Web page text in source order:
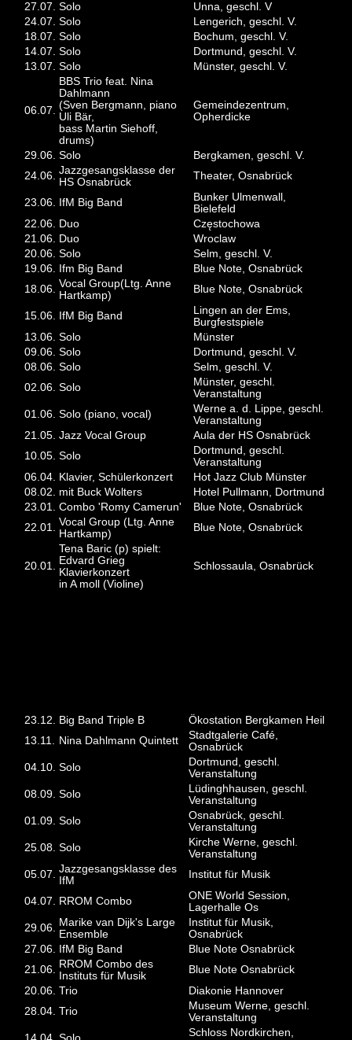
27.07. Solo
Unna, geschl. V
24.07. Solo
Lengerich, geschl. V.
18.07. Solo
Bochum, geschl. V.
14.07. Solo
Dortmund, geschl. V.
13.07. Solo Münster, geschl. V.
06.07.
BBS Trio feat. Nina
Dahlmann
(Sven Bergmann, piano
Uli Bär,
bass Martin Siehoff,
drums)
Gemeindezentrum,
Opherdicke
29.06. Solo
Bergkamen, geschl. V.
24.06. Jazzgesangsklasse der
HS Osnabrück
Theater, Osnabrück
23.06. IfM Big Band
Bunker Ulmenwall,
Bielefeld
22.06. Duo
Częstochowa
21.06. Duo
Wroclaw
20.06. Solo
Selm, geschl. V.
19.06. Ifm Big Band
Blue Note, Osnabrück
18.06. Vocal Group(Ltg. Anne
Hartkamp)
Blue Note, Osnabrück
15.06. IfM Big Band
Lingen an der Ems,
Burgfestspiele
13.06. Solo
Münster
09.06. Solo
Dortmund, geschl. V.
08.06. Solo
Selm, geschl. V.
02.06. Solo
Münster, geschl.
Veranstaltung
01.06. Solo (piano, vocal)
Werne a. d. Lippe, geschl.
Veranstaltung
21.05. Jazz Vocal Group
Aula der HS Osnabrück
10.05. Solo
Dortmund, geschl.
Veranstaltung
06.04. Klavier, Schülerkonzert
Hot Jazz Club Münster
08.02. mit Buck Wolters
Hotel Pullmann, Dortmund
23.01. Combo 'Romy Camerun'
Blue Note, Osnabrück
22.01. Vocal Group (Ltg. Anne
Hartkamp)
Blue Note, Osnabrück
20.01.
Tena Baric (p) spielt:
Edvard Grieg
Klavierkonzert
in A moll (Violine)
Schlossaula, Osnabrück
23.12. Big Band Triple B
Ökostation Bergkamen Heil
13.11.
Nina Dahlmann Quintett
Stadtgalerie Café,
Osnabrück
04.10. Solo
Dortmund, geschl.
Veranstaltung
08.09. Solo
Lüdinghhausen, geschl.
Veranstaltung
01.09. Solo
Osnabrück, geschl.
Veranstaltung
25.08. Solo
Kirche Werne, geschl.
Veranstaltung
05.07.
Jazzgesangsklasse des
IfM
Institut für Musik
04.07. RROM Combo
ONE World Session,
Lagerhalle Os
29.06.
Marike van Dijk's Large
Ensemble
Institut für Musik,
Osnabrück
27.06.
IfM Big Band
Blue Note Osnabrück
21.06.
RROM Combo des
Instituts für Musik
Blue Note Osnabrück
20.06. Trio
Diakonie Hannover
28.04. Trio
Museum Werne, geschl.
Veranstaltung
Schloss Nordkirchen,